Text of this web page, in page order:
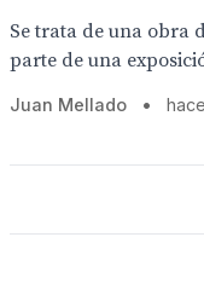
Se trata de una obra
parte de una
Juan Mellado •